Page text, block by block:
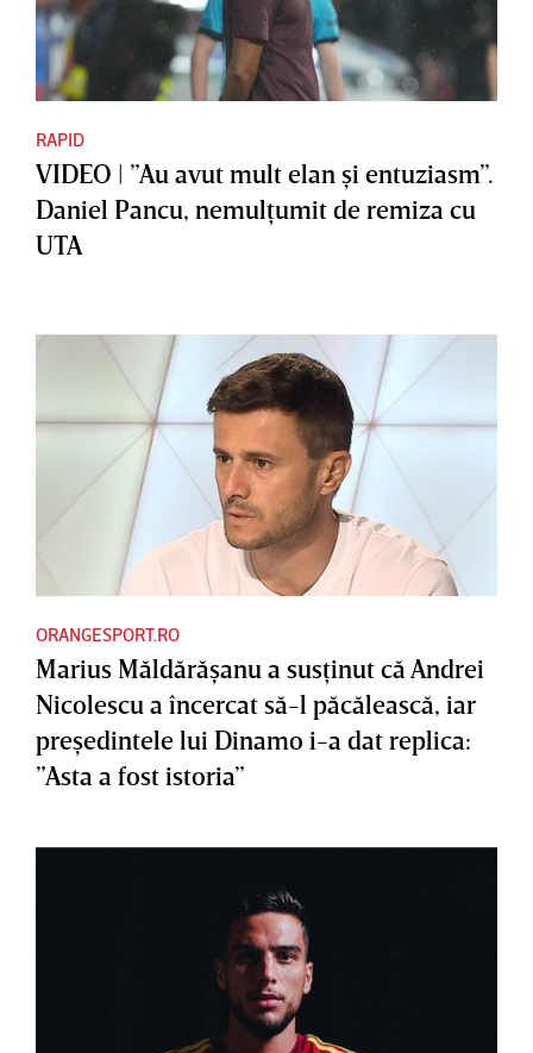
RAPID
VIDEO | ”Au avut mult elan şi entuziasm”.
Daniel Pancu, nemulţumit de remiza cu
UTA
ORANGESPORT.RO
Marius Măldărăşanu a susţinut că Andrei
Nicolescu a încercat să-l păcălească, iar
preşedintele lui Dinamo i-a dat replica:
”Asta a fost istoria”